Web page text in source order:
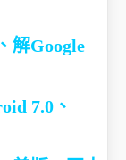
解Google
7.0、